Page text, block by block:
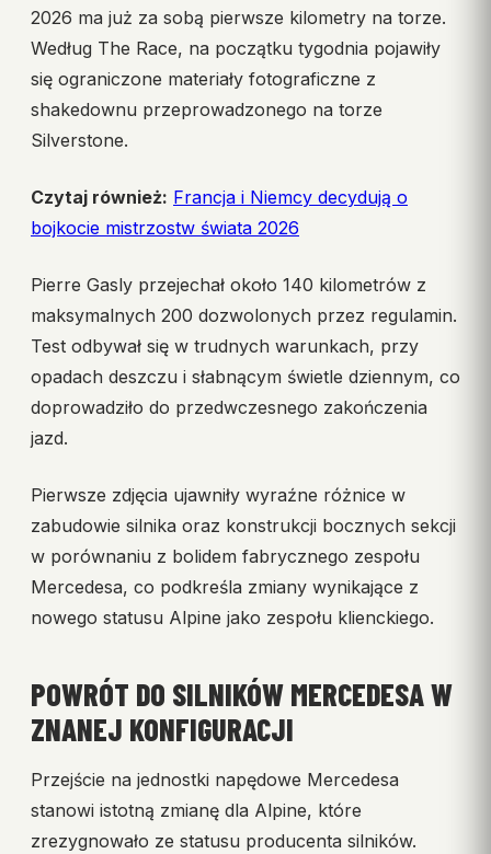
2026 ma już za sobą pierwsze kilometry na torze.
Według The Race, na początku tygodnia pojawiły
się ograniczone materiały fotograficzne z
shakedownu przeprowadzonego na torze
Silverstone.
Czytaj również: Francja i Niemcy decydują o
bojkocie mistrzostw świata 2026
Pierre Gasly przejechał około 140 kilometrów z
maksymalnych 200 dozwolonych przez regulamin.
Test odbywał się w trudnych warunkach, przy
opadach deszczu i słabnącym świetle dziennym, co
doprowadziło do przedwczesnego zakończenia
jazd.
Pierwsze zdjęcia ujawniły wyraźne różnice w
zabudowie silnika oraz konstrukcji bocznych sekcji
w porównaniu z bolidem fabrycznego zespołu
Mercedesa, co podkreśla zmiany wynikające z
nowego statusu Alpine jako zespołu klienckiego.
POWRÓT DO SILNIKÓW MERCEDESA W
ZNANEJ KONFIGURACJI
Przejście na jednostki napędowe Mercedesa
stanowi istotną zmianę dla Alpine, które
zrezygnowało ze statusu producenta silników.